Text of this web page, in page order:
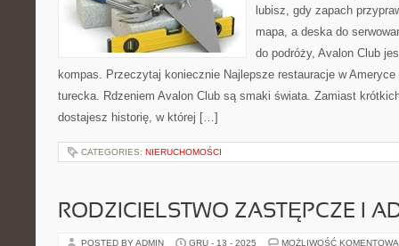
lubisz, gdy zapach
mapa, a deska do
do podróży, Avalon Club
kompas. Przeczytaj koniecznie Najlepsze restauracje w Ameryce
turecka. Rdzeniem Avalon Club są smaki świata. Zamiast
dostajesz historię, w której […]
CATEGORIES: NIERUCHOMOŚCI
RODZICIELSTWO ZASTĘPCZE I
POSTED BY ADMIN GRU - 13 - 2025 MOŻLIWOŚĆ